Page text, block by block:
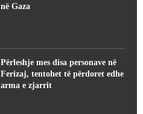
në Gaza
Përleshje mes disa personave në
Ferizaj, tentohet të përdoret edhe
arma e zjarrit